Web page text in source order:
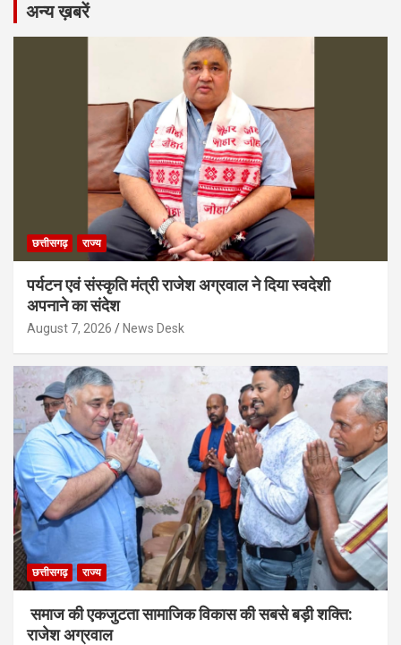
अन्य ख़बरें
छत्तीसगढ़ राज्य
पर्यटन एवं संस्कृति मंत्री राजेश अग्रवाल ने दिया स्वदेशी
अपनाने का संदेश
August 7, 2026 News Desk
छत्तीसगढ़ राज्य
समाज की एकजुटता सामाजिक विकास की सबसे बड़ी शक्ति:
राजेश अग्रवाल